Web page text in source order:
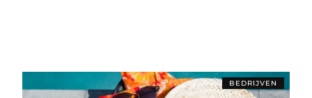
BEDRIJVEN